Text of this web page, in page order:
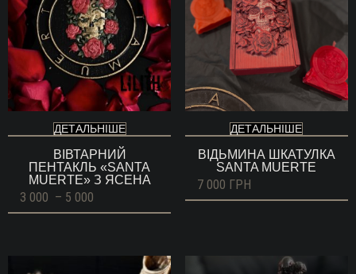
ДЕТАЛЬНІШЕ
ВІВТАРНИЙ
ПЕНТАКЛЬ «SANTA
MUERTE» З ЯСЕНА
3 000 – 5 000
цін:
ДЕТАЛЬНІШЕ
ВІДЬМИНА ШКАТУЛКА
SANTA MUERTE
7 000 ГРН